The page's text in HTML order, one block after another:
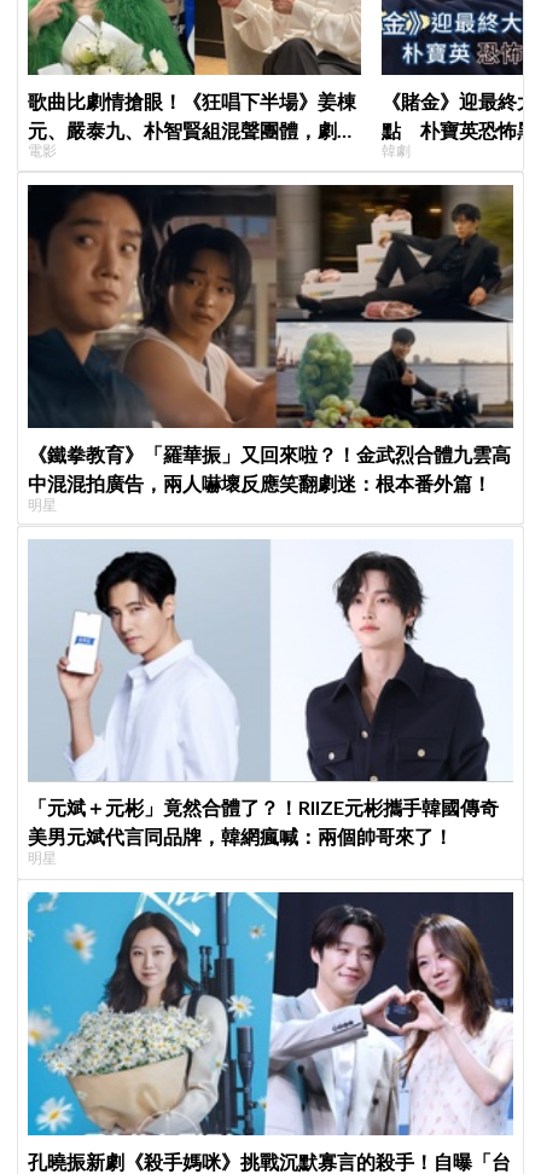
歌曲比劇情搶眼！《狂唱下半場》姜棟
元、嚴泰九、朴智賢組混聲團體，劇中
曲《Love Is》超洗腦
電影
《賭金》迎最終
點 朴寶英恐怖黑
韓劇
《鐵拳教育》「羅華振」又回來啦？！金武烈合體九雲高
中混混拍廣告，兩人嚇壞反應笑翻劇迷：根本番外篇！
明星
「元斌＋元彬」竟然合體了？！RIIZE元彬攜手韓國傳奇
美男元斌代言同品牌，韓網瘋喊：兩個帥哥來了！
明星
孔曉振新劇《殺手媽咪》挑戰沉默寡言的殺手！自曝「台